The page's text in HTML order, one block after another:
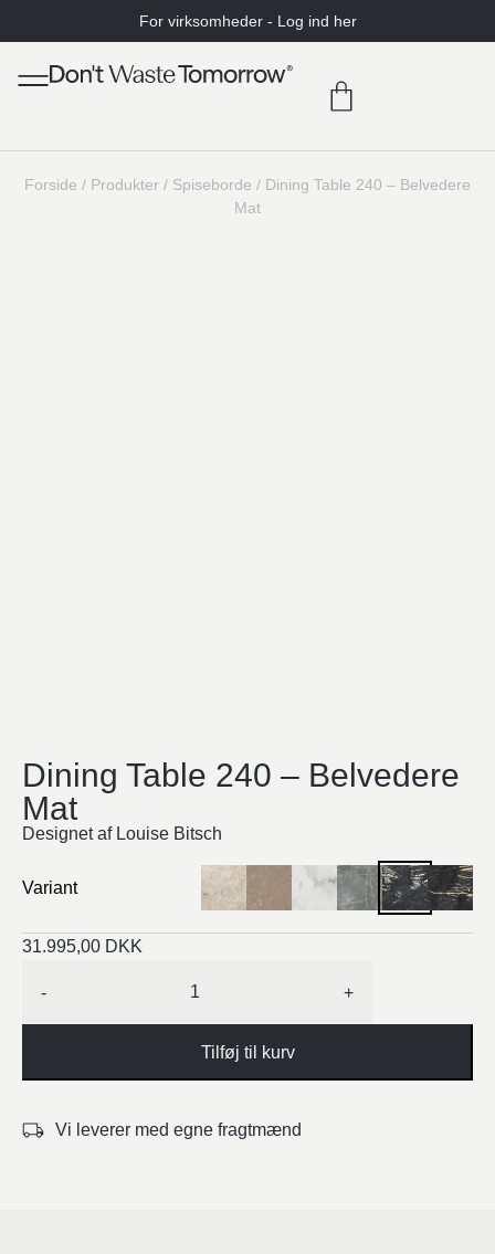
For virksomheder - Log ind her
Forside / Produkter / Spiseborde / Dining Table 240 – Belvedere
Mat
Dining Table 240 – Belvedere
Mat
Designet af Louise Bitsch
Variant
31.995,00 DKK
- +
Tilføj til kurv
Vi leverer med egne fragtmænd